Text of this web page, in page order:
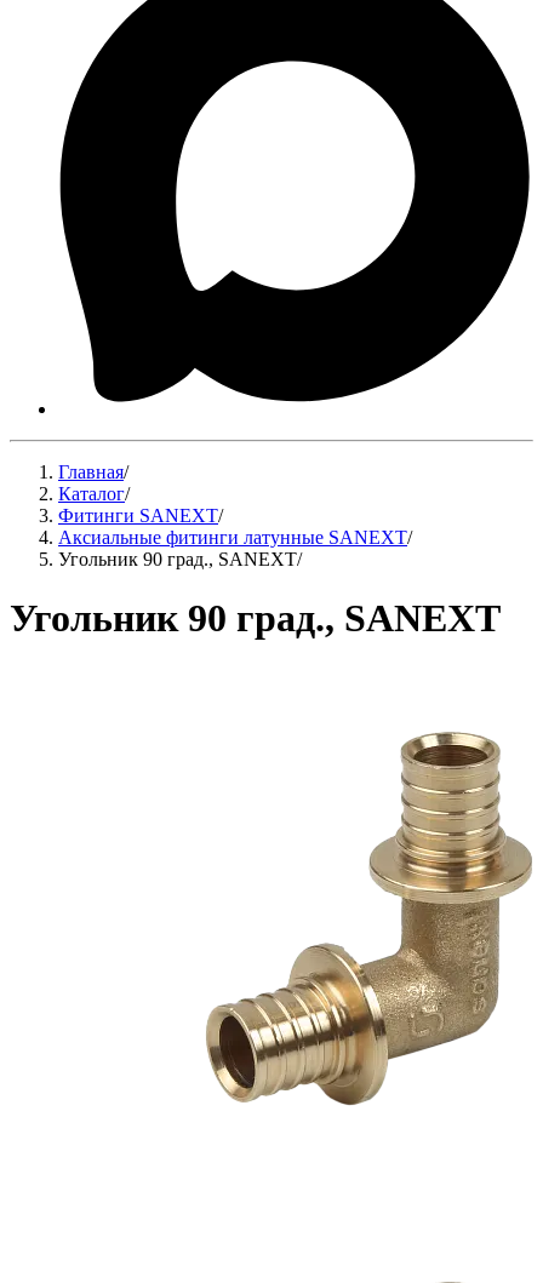
Главная/
Каталог/
Фитинги SANEXT/
Аксиальные фитинги латунные SANEXT/
Угольник 90 град., SANEXT/
Угольник 90 град., SANEXT